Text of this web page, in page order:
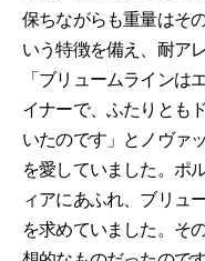
保ちながらも重量はそ
いう特徴を備え、耐ア
「ブリュームラインは
イナーで、ふたりとも
いたのです」とノヴァ
を愛していました。ポ
ィアにあふれ、ブリュ
を求めていました。そ